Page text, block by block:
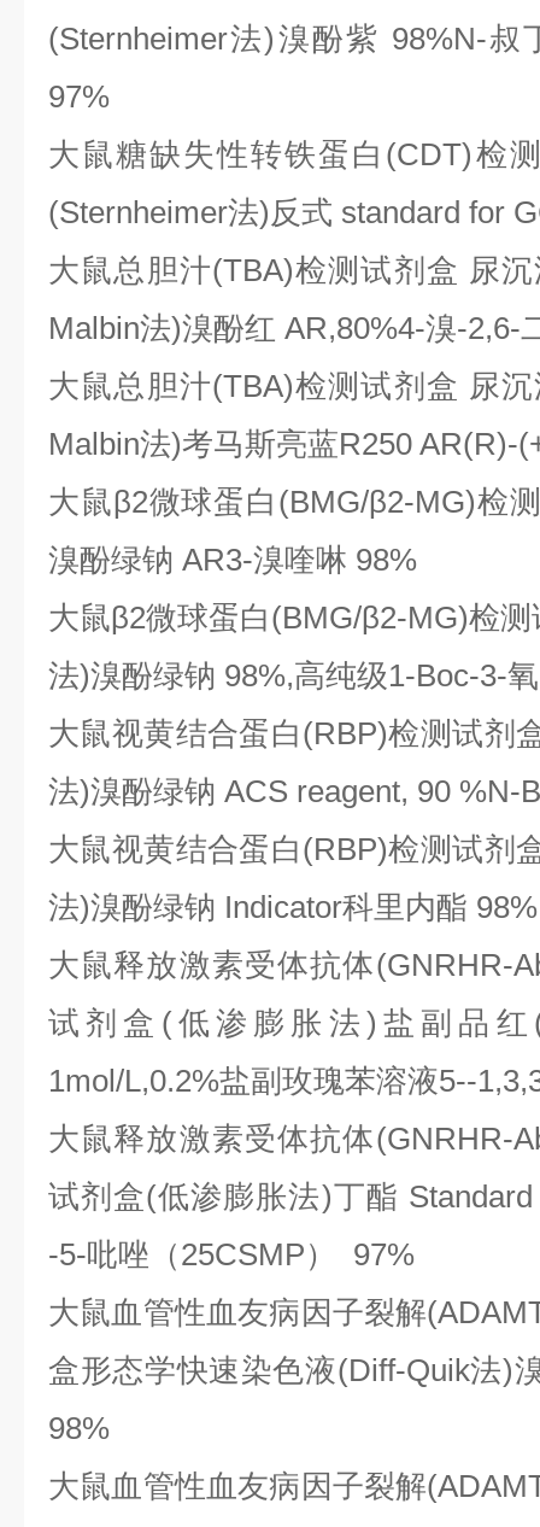
(Sternheimer法)溴酚紫 98%N-
97%
大鼠糖缺失性转铁蛋白 (CDT)检
(Sternheimer法)反式 standard for
大鼠总胆汁(TBA)检测试剂盒 尿
Malbin法)溴酚红 AR,80%4-溴-2,6-
大鼠总胆汁(TBA)检测试剂盒 尿
Malbin法)考马斯亮蓝R250 AR(R)-
大鼠β2微球蛋白(BMG/β2-MG)检
溴酚绿钠 AR3-溴喹啉 98%
大鼠β2微球蛋白(BMG/β2-MG)检
法)溴酚绿钠 98%,高纯级1-Boc-3-
大鼠视黄结合蛋白(RBP)检测试剂
法)溴酚绿钠 ACS reagent, 90 %N-
大鼠视黄结合蛋白(RBP)检测试剂
法)溴酚绿钠 Indicator科里内酯 98%
大鼠释放激素受体抗体(GNRHR-
试剂盒(低渗膨胀法)盐副品红
1mol/L,0.2%盐副玫瑰苯溶液5--
大鼠释放激素受体抗体(GNRHR-
试剂盒(低渗膨胀法)丁酯
-5-吡唑（25CSMP） 97%
大鼠血管性血友病因子裂解
盒形态学快速染色液(Diff-Quik法)
98%
大鼠血管性血友病因子裂解